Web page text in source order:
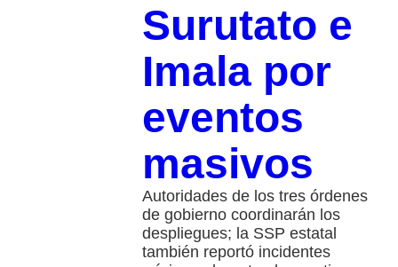
Surutato e
Imala por
eventos
masivos
Autoridades de los tres órdenes
de gobierno coordinarán los
despliegues; la SSP estatal
también reportó incidentes